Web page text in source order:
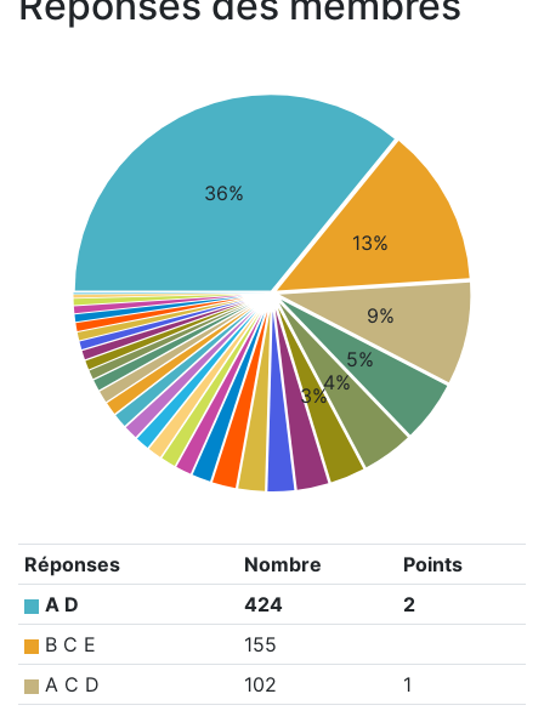
36%
13%
9%
5%
4%
3%
Réponses Nombre
Points
A D
424
2
B C E
155
A C D
102
1